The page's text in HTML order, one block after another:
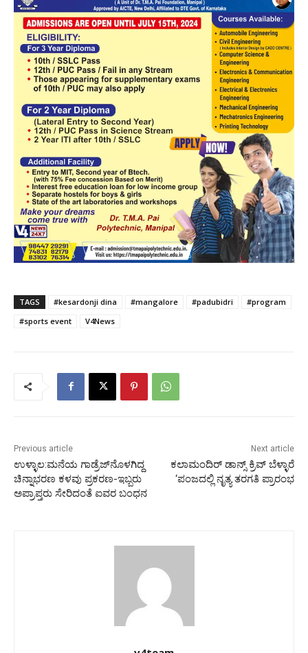
TAGS #kesardonji dina #mangalore #padubidri
#program
#sports event
V4News
Previous article
ಉಳ್ಳಾಲ:ಮನೆಯ ಗಾಡ್ರೆಜ್‌ನೊಳಗಿದ್ದ
ಚಿನ್ನಾಭರಣ ಕಳವು ಪ್ರಕರಣ-ಇಬ್ಬರು
ಅಪ್ರಾಪ್ತರು ಸೇರಿದಂತೆ ಐವರ ಬಂಧನ
Next article
ಕಲಾಮಂದಿರ್ ಡಾನ್ಸ್ ಕ್ರಿವ್ ಬೆಳ್ಳಾರೆ
‘ಪಂಜದಲ್ಲಿ ನೃತ್ಯ ತರಗತಿ ಪ್ರಾರಂಭ